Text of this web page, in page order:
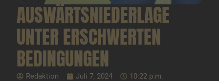
AUSWÄRTSNIEDERLAGE
UNTER ERSCHWERTEN
BEDINGUNGEN
Redaktion Juli 7, 2024 10:22 p.m.